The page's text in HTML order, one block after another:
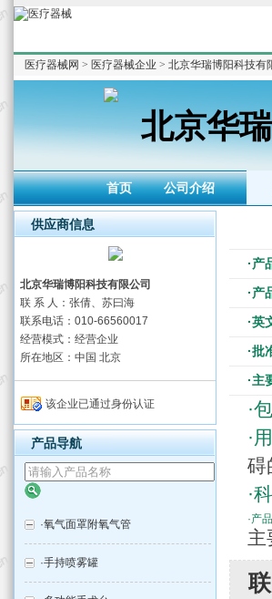
医疗器械网 > 医疗器械企业 > 北京华瑞博阳科技有
北京华
首页 公司介绍
·产
·产
·英
·批
·主
·
·
碍
·
·产
主
供应商信息
北京华瑞博阳科技有限公司
联 系 人：张倩、苏曰海
联系电话：010-66560017
经营模式：经营企业
所在地区：中国 北京
该企业已通过身份认证
产品导航
·氧气面罩附氧气管
·手持喷雾罐